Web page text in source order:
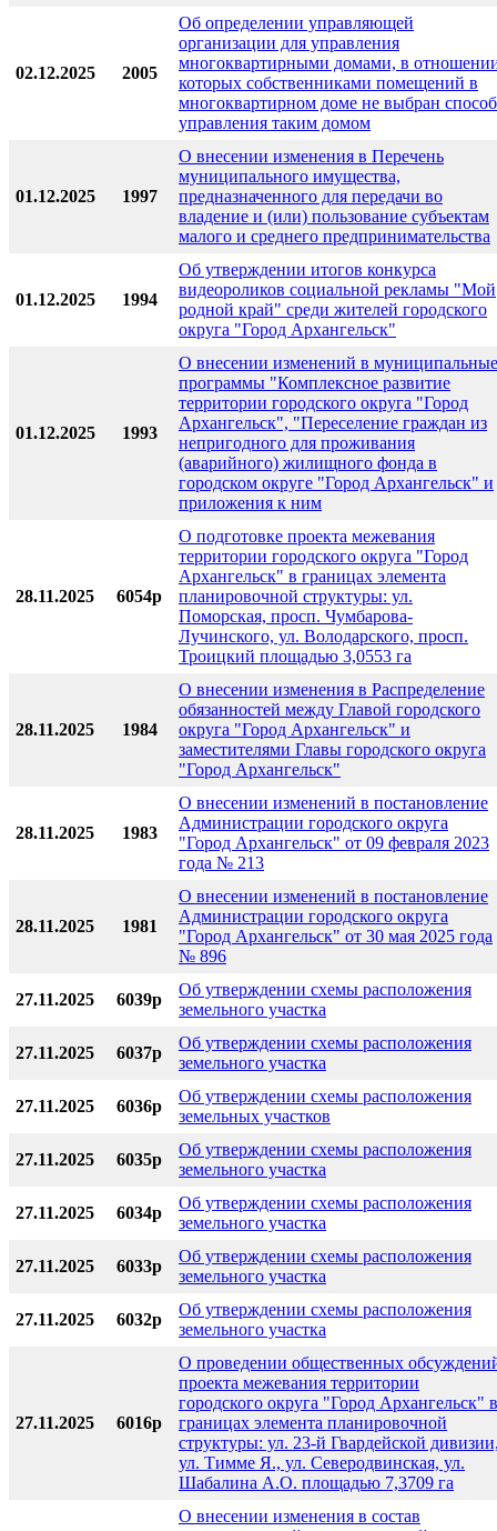
02.12.2025 2005
Об определении управляющей
организации для управления
многоквартирными домами, в
которых собственниками помещений в
многоквартирном доме не выбран способ
управления таким домом
01.12.2025 1997
О внесении изменения в Перечень
муниципального имущества,
предназначенного для передачи во
владение и (или) пользование субъектам
малого и среднего предпринимательства
01.12.2025 1994
Об утверждении итогов конкурса
видеороликов социальной рекламы "Мой
родной край" среди жителей городского
округа "Город Архангельск"
01.12.2025 1993
О внесении изменений в муниципальные
программы "Комплексное развитие
территории городского округа "Город
Архангельск", "Переселение граждан из
непригодного для проживания
(аварийного) жилищного фонда в
городском округе "Город Архангельск" и
приложения к ним
28.11.2025 6054р
О подготовке проекта межевания
территории городского округа "Город
Архангельск" в границах элемента
планировочной структуры: ул.
Поморская, просп. Чумбарова-
Лучинского, ул. Володарского, просп.
Троицкий площадью 3,0553 га
28.11.2025 1984
О внесении изменения в Распределение
обязанностей между Главой городского
округа "Город Архангельск" и
заместителями Главы городского округа
"Город Архангельск"
28.11.2025 1983
О внесении изменений в постановление
Администрации городского округа
"Город Архангельск" от 09 февраля 2023
года № 213
28.11.2025 1981
О внесении изменений в постановление
Администрации городского округа
"Город Архангельск" от 30 мая 2025 года
№ 896
27.11.2025 6039р
Об утверждении схемы расположения
земельного участка
27.11.2025 6037р
Об утверждении схемы расположения
земельного участка
27.11.2025 6036р
Об утверждении схемы расположения
земельных участков
27.11.2025 6035р
Об утверждении схемы расположения
земельного участка
27.11.2025 6034р
Об утверждении схемы расположения
земельного участка
27.11.2025 6033р
Об утверждении схемы расположения
земельного участка
27.11.2025 6032р
Об утверждении схемы расположения
земельного участка
27.11.2025 6016р
О проведении общественных
проекта межевания территории
городского округа "Город Архангельск" в
границах элемента планировочной
структуры: ул. 23-й Гвардейской
ул. Тимме Я., ул. Северодвинская, ул.
Шабалина А.О. площадью 7,3709 га
О внесении изменения в состав